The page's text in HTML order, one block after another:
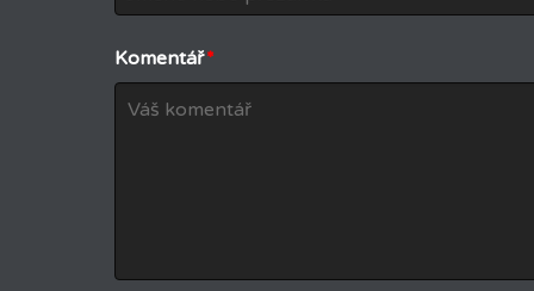
Komentář*